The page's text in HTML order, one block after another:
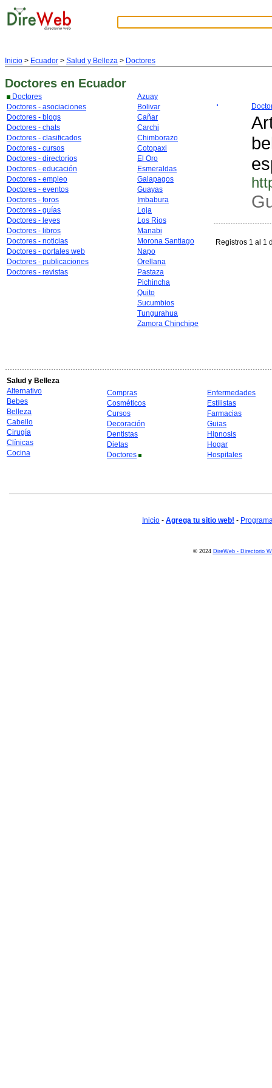
Inicio > Ecuador > Salud y Belleza > Doctores
Doctores en Ecuador
Doctores
Doctores - asociaciones
Doctores - blogs
Doctores - chats
Doctores - clasificados
Doctores - cursos
Doctores - directorios
Doctores - educación
Doctores - empleo
Doctores - eventos
Doctores - foros
Doctores - guías
Doctores - leyes
Doctores - libros
Doctores - noticias
Doctores - portales web
Doctores - publicaciones
Doctores - revistas
Azuay
Bolivar
Cañar
Carchi
Chimborazo
Cotopaxi
El Oro
Esmeraldas
Galapagos
Guayas
Imbabura
Loja
Los Rios
Manabi
Morona Santiago
Napo
Orellana
Pastaza
Pichincha
Quito
Sucumbios
Tungurahua
Zamora Chinchipe
Registros 1 al 1
Salud y Belleza
Alternativo
Bebes
Belleza
Cabello
Cirugía
Clínicas
Cocina
Compras
Cosméticos
Cursos
Decoración
Dentistas
Dietas
Doctores
Enfermedades
Estilistas
Farmacias
Guias
Hipnosis
Hogar
Hospitales
Inicio - Agrega tu sitio web! -
© 2024 DireWeb - Directorio